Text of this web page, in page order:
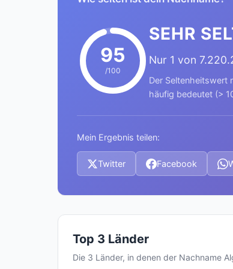
95
/100
SEHR
Nur 1 von
Der Seltenheitswert
häufig bedeutet (>
Mein Ergebnis teilen:
Twitter Facebook
Top 3 Länder
Die 3 Länder, in denen der Nachname